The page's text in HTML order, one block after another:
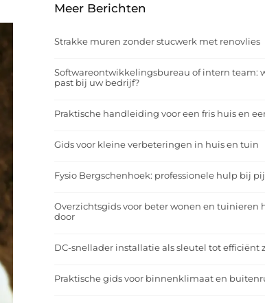
Meer Berichten
Strakke muren zonder stucwerk met renovlies
Softwareontwikkelingsbureau of intern team:
past bij uw bedrijf?
Praktische handleiding voor een fris huis en
Gids voor kleine verbeteringen in huis en tuin
Fysio Bergschenhoek: professionele hulp bij
Overzichtsgids voor beter wonen en tuinieren
door
DC-snellader installatie als sleutel tot efficiënt
Praktische gids voor binnenklimaat en